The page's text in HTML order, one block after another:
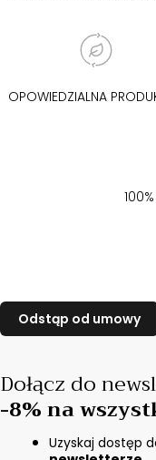
OPOWIEDZIALNA
Dołącz do
-8% na
Uzyskaj dostęp